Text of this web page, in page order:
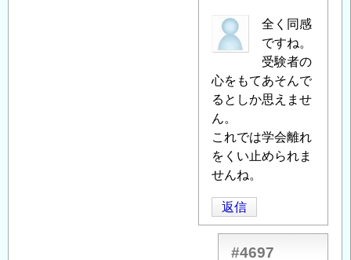
匿
名
稿
者
に
よ
る
「Re:2010
度
技
全く同感
ですね。
受験者の
心をもてあそんで
るとしか思えませ
ん。
これでは学会離れ
をくい止められま
せんね。
返信
#4697